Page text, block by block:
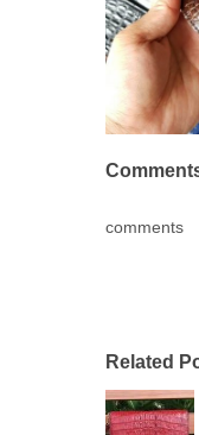
comments
Related